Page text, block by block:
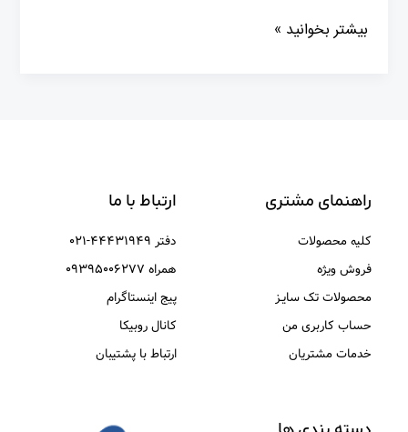
بیشتر بخوانید »
راهنمای مشتری
کلیه محصولات
فروش ویژه
محصولات تک سایـز
حساب کاربری من
خدمات مشتریان
ارتباط با ما
دفتر ۴۴۴۳۱۹۴۹-۰۲۱
همراه ۰۹۳۹۵۰۰۶۲۷۷
پیج اینستاگرام
کانال روبیکا
ارتباط با پشتیبان